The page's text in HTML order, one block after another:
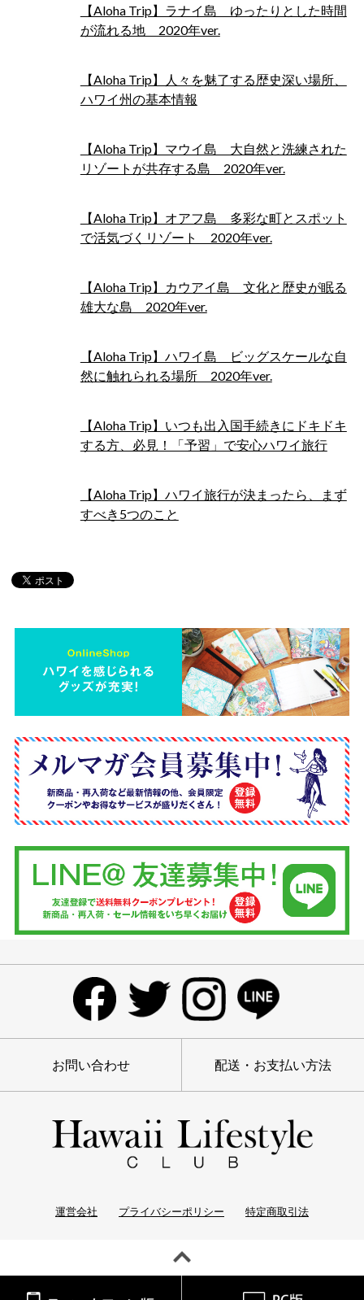
【Aloha Trip】ラナイ島 ゆったりとした時間
が流れる地 2020年ver.
【Aloha Trip】人々を魅了する歴史深い場所、
ハワイ州の基本情報
【Aloha Trip】マウイ島 大自然と洗練された
リゾートが共存する島 2020年ver.
【Aloha Trip】オアフ島 多彩な町とスポット
で活気づくリゾート 2020年ver.
【Aloha Trip】カウアイ島 文化と歴史が眠る
雄大な島 2020年ver.
【Aloha Trip】ハワイ島 ビッグスケールな自
然に触れられる場所 2020年ver.
【Aloha Trip】いつも出入国手続きにドキドキ
する方、必見！「予習」で安心ハワイ旅行
【Aloha Trip】ハワイ旅行が決まったら、まず
すべき5つのこと
お問い合わせ 配送・お支払い方法
運営会社 プライバシーポリシー 特定商取引法